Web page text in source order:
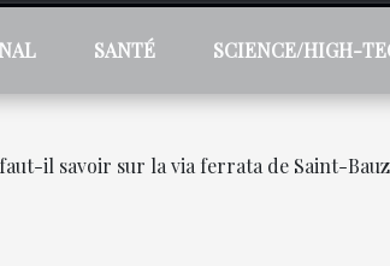
SANTÉ SCIENCE/HIGH-
il savoir sur la via ferrata de Saint-